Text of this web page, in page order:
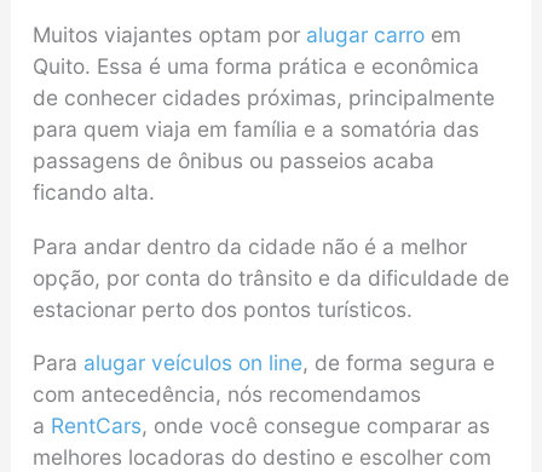
Muitos viajantes optam por alugar carro em
Quito. Essa é uma forma prática e econômica
de conhecer cidades próximas, principalmente
para quem viaja em família e a somatória das
passagens de ônibus ou passeios acaba
ficando alta.
Para andar dentro da cidade não é a melhor
opção, por conta do trânsito e da dificuldade de
estacionar perto dos pontos turísticos.
Para alugar veículos on line, de forma segura e
com antecedência, nós recomendamos
a RentCars, onde você consegue comparar as
melhores locadoras do destino e escolher com